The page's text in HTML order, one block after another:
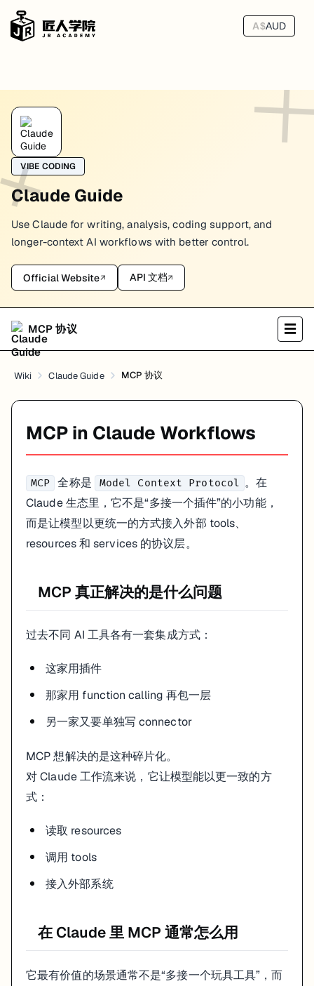
A$AUD
MCP in Claude Workflows
全称是 。在 Claude 生态里，它不是
MCP 真正解决的是什么问题
过去不同 AI 工具各有一套集成方式：
这家用插件
那家用 function calling 再包一层
MCP 想解决的是这种碎片化。
对 Claude 工作流来说，它让模型能以更一致的方式：
调用 tools
接入外部系统
在 Claude 里 MCP 通常怎么用
它最有价值的场景通常不是“多接一个玩具工具”，而是把 Claude 放进
读设计稿
查知识库
连团队工具
这时它带来的不是炫技，而是上下文和执行能力的统一入口。
配置时最容易出错的地方
把所有能接的服务都接上，权限面过大
没区分哪些工具能读、哪些工具能写、哪些工具能执行动作
实际使用里更稳的做法是：
只开放必要工具
权限尽量最小化
密钥走环境变量
先在受控环境测试，再给生产权限
Related pages
Claude Coding
Context7 MCP
VIBE CODING
Claude Guide
Use Claude for writing, analysis, coding support, and
longer-context AI workflows with better control.
Official Website↗ API 文档↗
MCP 协议 ☰
Wiki Claude Guide MCP 协议
MCP in Claude Workflows
MCP 全称是 Model Context Protocol 。在
Claude 生态里，它不是“多接一个插件”的小功能，
而是让模型以更统一的方式接入外部 tools、
resources 和 services 的协议层。
MCP 真正解决的是什么问题
过去不同 AI 工具各有一套集成方式：
这家用插件
那家用 function calling 再包一层
另一家又要单独写 connector
MCP 想解决的是这种碎片化。
对 Claude 工作流来说，它让模型能以更一致的方
式：
读取 resources
调用 tools
接入外部系统
在 Claude 里 MCP 通常怎么用
它最有价值的场景通常不是“多接一个玩具工具”，而